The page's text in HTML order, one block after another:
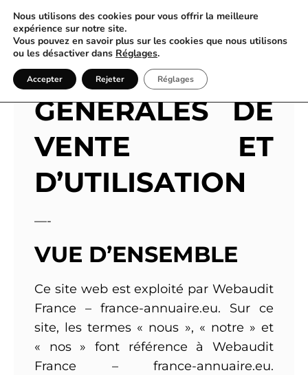
CONDITIONS
GÉNÉRALES DE
VENTE ET
D’UTILISATION
—-
VUE D’ENSEMBLE
Ce site web est exploité par Webaudit
France – france-annuaire.eu. Sur ce
site, les termes « nous », « notre » et
« nos » font référence à Webaudit
France – france-annuaire.eu.
Nous utilisons des cookies pour vous offrir la meilleure
expérience sur notre site.
Vous pouvez en savoir plus sur les cookies que nous utilisons
ou les désactiver dans Réglages.
Accepter Rejeter Réglages